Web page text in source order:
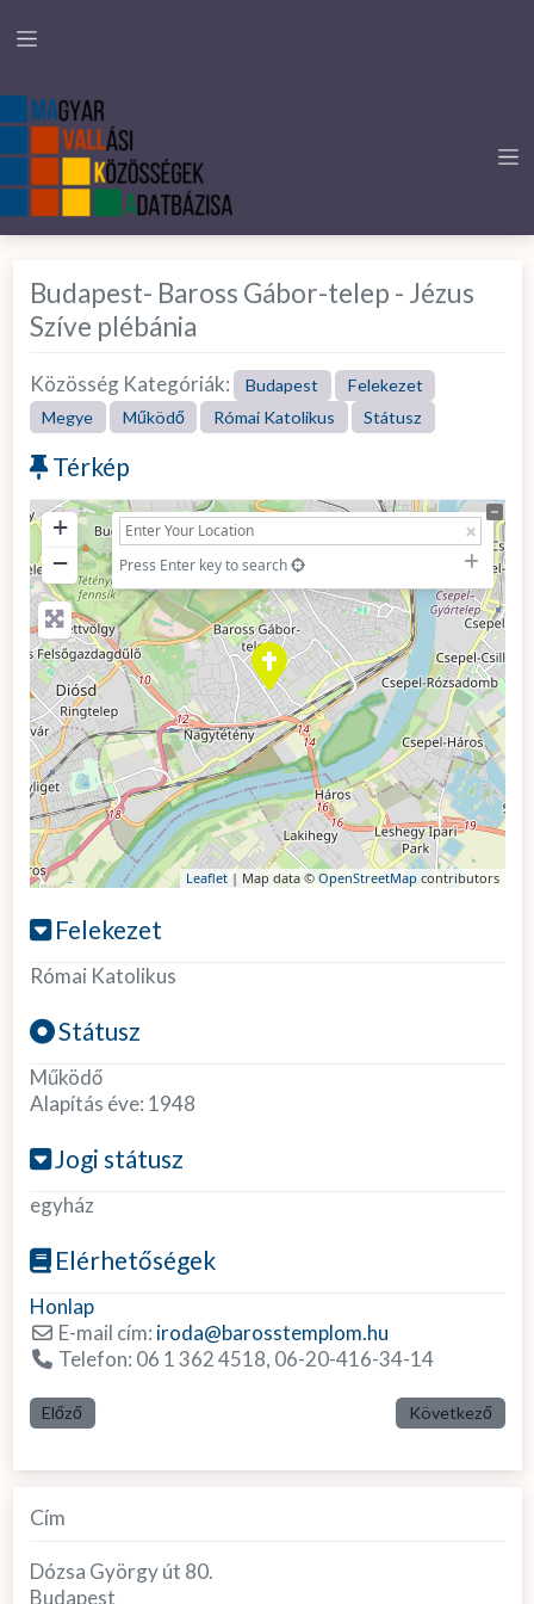
Budapest- Baross Gábor-telep - Jézus
Szíve plébánia
Közösség Kategóriák: Budapest
Felekezet
Megye
Működő Római Katolikus Státusz
Térkép
+
−
Press Enter key to search
Leaflet| Map data ©OpenStreetMap contributors
Felekezet
Római Katolikus
Státusz
Működő
Alapítás éve: 1948
Jogi státusz
egyház
Elérhetőségek
Honlap
E-mail cím: iroda@barosstemplom.hu
Telefon: 06 1 362 4518, 06-20-416-34-14
Előző Következő
Cím
Dózsa György út 80.
Budapest